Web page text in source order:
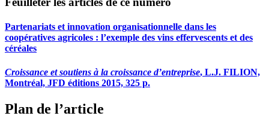
Partenariats et innovation organisationnelle dans les
coopératives agricoles : l’exemple des vins effervescents et des
céréales
Croissance et soutiens à la croissance d’entreprise, L.J. FILION,
Montréal, JFD éditions 2015, 325 p.
Plan de l’article